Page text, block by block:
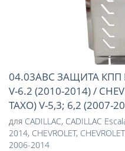
04.03ABC ЗАЩИТА КПП
V-6.2 (2010-2014) /
ТАХО) V-5,3; 6,2
для CADILLAC, CADILLAC
2014, CHEVROLET,
2006-2014